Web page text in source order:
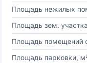
Площадь нежилых
Площадь зем.
Площадь помещений
Площадь парковки,